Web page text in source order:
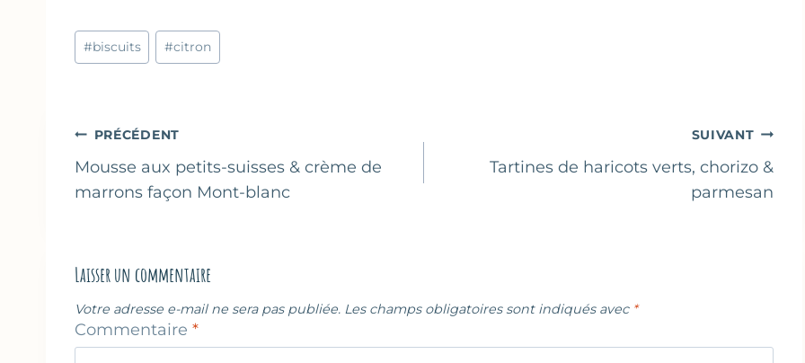
Étiquettes
de
#biscuits #citron
Navigation
de
l’article
PRÉCÉDENT
Mousse aux petits-suisses & crème de
marrons façon Mont-blanc
SUIVANT
Tartines de haricots verts, chorizo &
parmesan
Laisser un commentaire
Votre adresse e-mail ne sera pas publiée. Les champs obligatoires sont indiqués avec *
Commentaire *